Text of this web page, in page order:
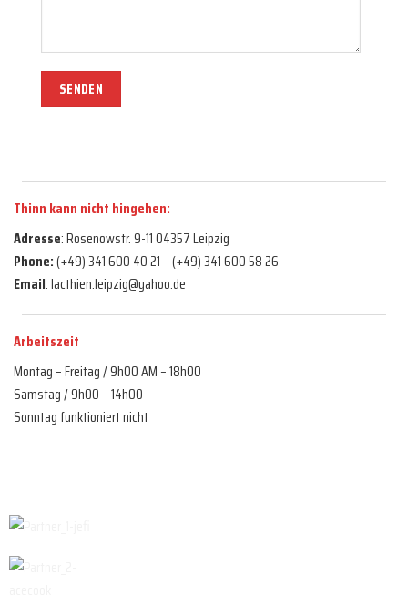
Thinn kann nicht hingehen:
Adresse: Rosenowstr. 9-11 04357 Leipzig
Phone:(+49) 341 600 40 21 – (+49) 341 600 58 26
Email: lacthien.leipzig@yahoo.de
Arbeitszeit
Montag – Freitag / 9h00 AM – 18h00
Samstag / 9h00 – 14h00
Sonntag funktioniert nicht